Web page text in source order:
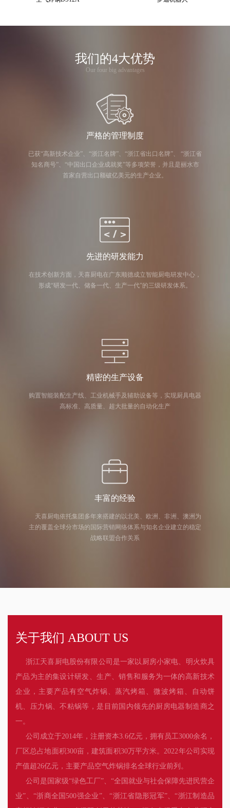
我们的4大优势
Our four big advantages
严格的管理制度
已获“高新技术企业”、“浙江名牌”、“浙江省出口名牌”、 “浙江省
知名商号”、“中国出口企业成就奖”等多项荣誉，并且是丽水市
首家自营出口额破亿美元的生产企业。
先进的研发能力
在技术创新方面，天喜厨电在广东顺德成立智能厨电研发中心，
形成“研发一代、储备一代、生产一代”的三级研发体系。
精密的生产设备
购置智能装配生产线、工业机械手及辅助设备等，实现厨具电器
高标准、高质量、超大批量的自动化生产
丰富的经验
天喜厨电依托集团多年来搭建的以北美、欧洲、非洲、澳洲为
主的覆盖全球分市场的国际营销网络体系与知名企业建立的稳定
战略联盟合作关系
关于我们 ABOUT US
浙江天喜厨电股份有限公司是一家以厨房小家电、明火炊具
产品为主的集设计研发、生产、销售和服务为一体的高新技术
企业，主要产品有空气炸锅、蒸汽烤箱、微波烤箱、自动饼
机、压力锅、不粘锅等，是目前国内领先的厨房电器制造商之
一。
公司成立于2014年，注册资本3.6亿元，拥有员工3000余名，
厂区总占地面积300亩，建筑面积30万平方米。2022年公司实现
产值超26亿元，主要产品空气炸锅排名全球行业前列。
公司是国家级“绿色工厂”、“全国就业与社会保障先进民营企
业”、“浙商全国500强企业”、“浙江省隐形冠军”、“浙江制造品